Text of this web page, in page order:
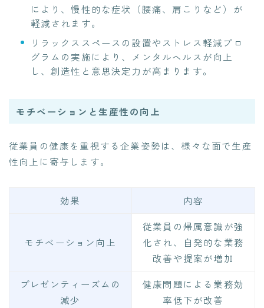
により、慢性的な症状（腰痛、肩こりなど）が
軽減されます。
リラックススペースの設置やストレス軽減プロ
グラムの実施により、メンタルヘルスが向上
し、創造性と意思決定力が高まります。
モチベーションと生産性の向上
従業員の健康を重視する企業姿勢は、様々な面で生産
性向上に寄与します。
効果 内容
モチベーション向上
従業員の帰属意識が強
化され、自発的な業務
改善や提案が増加
プレゼンティーズムの
減少
健康問題による業務効
率低下が改善